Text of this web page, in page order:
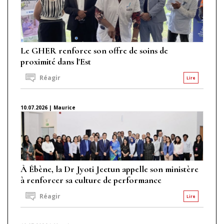
Le GHER renforce son offre de soins de
proximité dans l'Est
Lire
Réagir
10.07.2026 | Maurice
À Ébène, la Dr Jyoti Jeetun appelle son ministère
à renforcer sa culture de performance
Lire
Réagir